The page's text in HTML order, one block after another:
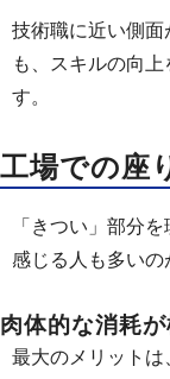
技術職に近い側
も、スキルの向
す。
工場での座
「きつい」部分
感じる人も多いの
肉体的な消耗
最大のメリット